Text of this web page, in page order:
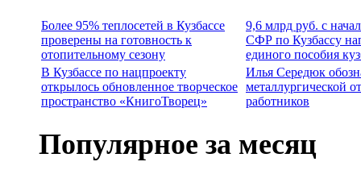
Более 95% теплосетей в Кузбассе
проверены на готовность к
отопительному сезону
9,6 млрд руб. с
СФР по Кузбассу
единого пособия
В Кузбассе по нацпроекту
открылось обновленное творческое
пространство «КнигоТворец»
Илья Середюк
металлургической
работников
Популярное за месяц